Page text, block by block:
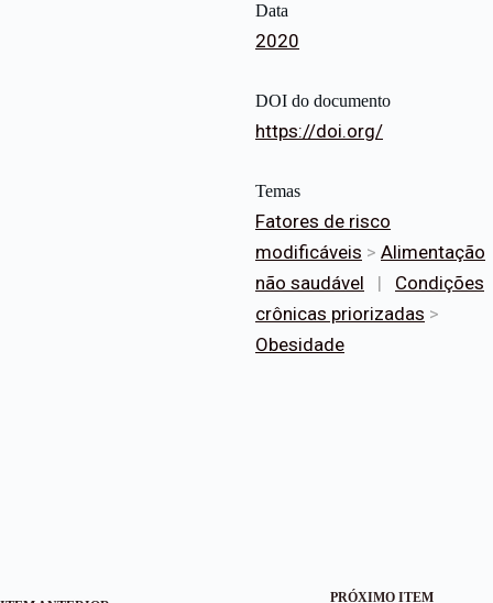
Data
2020
DOI do documento
https://doi.org/
Temas
Fatores de risco
modificáveis > Alimentação
não saudável
|
Condições
crônicas priorizadas >
Obesidade
PRÓXIMO ITEM